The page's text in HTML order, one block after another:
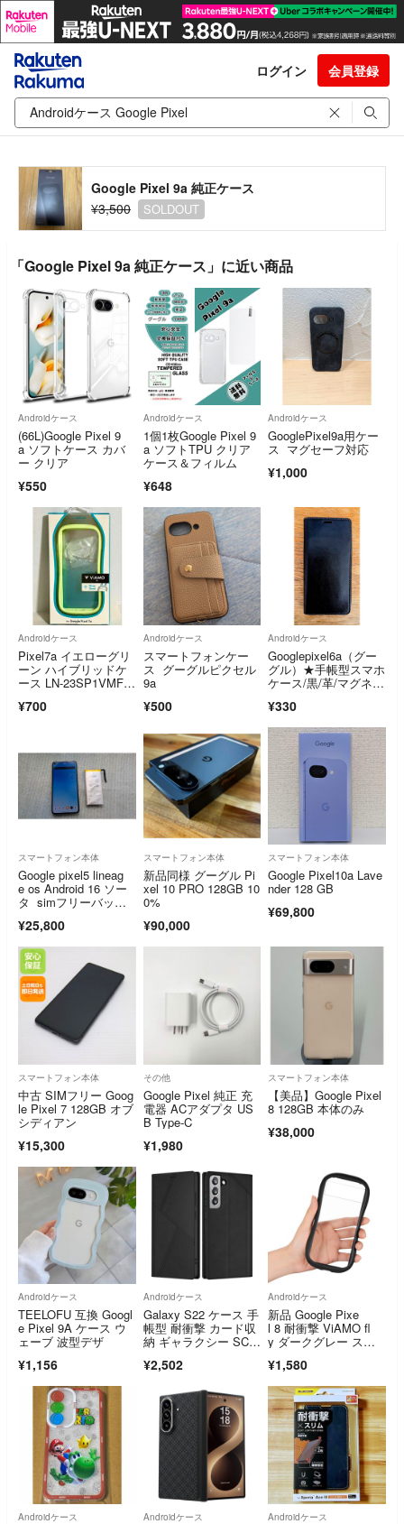
ログイン 会員登録
Google Pixel 9a 純正ケース
¥3,500
SOLDOUT
「Google Pixel 9a 純正ケース」に近い商品
Androidケース
(66L)Google Pixel 9
a ソフトケース カバ
ー クリア
¥550
Androidケース
1個1枚Google Pixel 9
a ソフトTPU クリア
ケース＆フィルム
¥648
Androidケース
GooglePixel9a用ケー
ス マグセーフ対応
¥1,000
Androidケース
Pixel7a イエローグリ
ーン ハイブリッドケ
ース LN-23SP1VMFG
¥700
Androidケース
スマートフォンケー
ス グーグルピクセル
9a
¥500
Androidケース
Googlepixel6a（グー
グル）★手帳型スマホ
ケース/黒/革/マグネッ
¥330
スマートフォン本体
Google pixel5 lineag
e os Android 16 ソー
タ simフリーバッテ
¥25,800
スマートフォン本体
新品同様 グーグル Pi
xel 10 PRO 128GB 10
0%
¥90,000
スマートフォン本体
Google Pixel10a Lave
nder 128 GB
¥69,800
スマートフォン本体
中古 SIMフリー Goog
le Pixel 7 128GB オブ
シディアン
¥15,300
その他
Google Pixel 純正 充
電器 ACアダプタ US
B Type-C
¥1,980
スマートフォン本体
【美品】Google Pixel
8 128GB 本体のみ
¥38,000
Androidケース
TEELOFU 互換 Googl
e Pixel 9A ケース ウ
ェーブ 波型デザ
¥1,156
Androidケース
Galaxy S22 ケース 手
帳型 耐衝撃 カード収
納 ギャラクシー SC-5
布型 スタンド機能 高
¥2,502
Androidケース
新品 Google Pixe
l 8 耐衝撃 ViAMO fl
y ダークグレー スマ
保護 ガジェット
¥1,580
Androidケース Androidケース Androidケース